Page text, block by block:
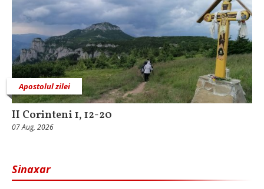
Apostolul zilei
II Corinteni 1, 12-20
07 Aug, 2026
Sinaxar